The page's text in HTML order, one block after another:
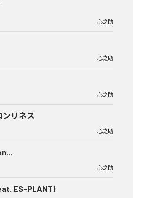
心之助
心之助
心之助
ンリネス
心之助
心之助
ES-PLANT)